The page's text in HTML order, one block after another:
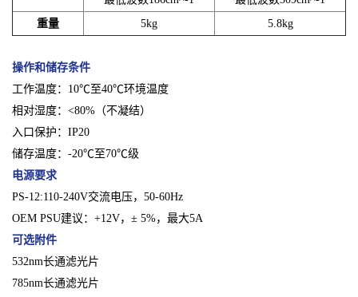
重量
5kg 5.8kg
操作和储存条件
工作温度：10℃至40℃环境温度
相对湿度：<80%（不凝结）
入口保护：IP20
储存温度：-20℃至70℃级
电源要求
PS-12:110-240V交流电压，50-60Hz
OEM PSU建议：+12V，± 5%，最大5A
可选附件
532nm长通滤光片
785nm长通滤光片